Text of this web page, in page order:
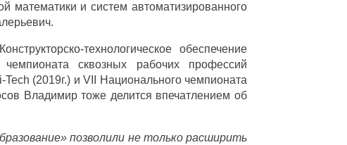
математики и систем автоматизированного
технологическое обеспечение
чемпионата сквозных рабочих профессий
(2019г.) и VII Национального чемпионата
Владимир тоже делится впечатлением об
позволили не только расширить